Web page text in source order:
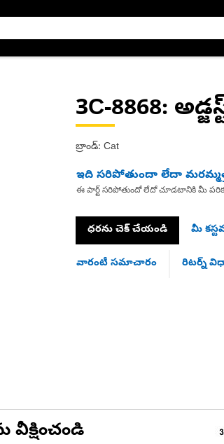
3C-8868:
బ్రాండ్: Cat
ఇది సరిపోతుందా లేదా
ఈ పార్ట్ సరిపోతుందో లేదో చూడటానికి మీ
ధరను చెక్ చేయండి మీ
వారంటీ సమాచారం రిటర్న్